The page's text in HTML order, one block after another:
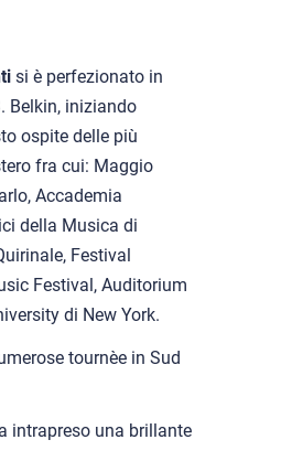
si è perfezionato in
Belkin, iniziando
ospite delle più
fra cui: Maggio
Accademia
della Musica di
Festival
Festival, Auditorium
di New York.
tournèe in Sud
intrapreso una brillante